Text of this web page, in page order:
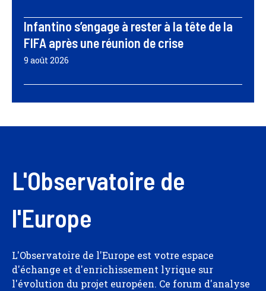
Infantino s’engage à rester à la tête de la
FIFA après une réunion de crise
9 août 2026
L'Observatoire de
l'Europe
L'Observatoire de l'Europe est votre espace
d'échange et d'enrichissement lyrique sur
l'évolution du projet européen. Ce forum d'analyse